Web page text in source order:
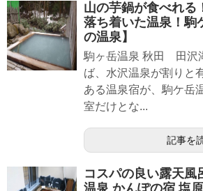
山の芋鍋が食べれる
落ち着いた温泉！駒
の温泉】
駒ヶ岳温泉 秋田 田沢
ば、水沢温泉が割りと
ある温泉宿が、駒ケ岳
室だけとな...
記事を
コスパの良い露天風
温泉 かんぽの宿 塩